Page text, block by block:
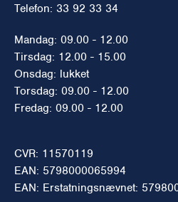
Telefon: 33 92 33 34
Mandag: 09.00 - 12.00
Tirsdag: 12.00 - 15.00
Onsdag: lukket
Torsdag: 09.00 - 12.00
Fredag: 09.00 - 12.00
CVR: 11570119
EAN: 5798000065994
EAN: Erstatningsnævnet: